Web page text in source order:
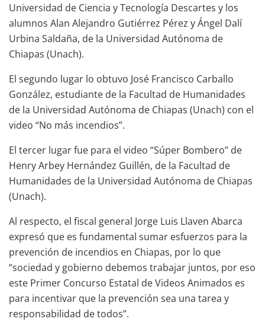
Universidad de Ciencia y Tecnología Descartes y los
alumnos Alan Alejandro Gutiérrez Pérez y Ángel Dalí
Urbina Saldaña, de la Universidad Autónoma de
Chiapas (Unach).
El segundo lugar lo obtuvo José Francisco Carballo
González, estudiante de la Facultad de Humanidades
de la Universidad Autónoma de Chiapas (Unach) con el
video “No más incendios”.
El tercer lugar fue para el video “Súper Bombero” de
Henry Arbey Hernández Guillén, de la Facultad de
Humanidades de la Universidad Autónoma de Chiapas
(Unach).
Al respecto, el fiscal general Jorge Luis Llaven Abarca
expresó que es fundamental sumar esfuerzos para la
prevención de incendios en Chiapas, por lo que
“sociedad y gobierno debemos trabajar juntos, por eso
este Primer Concurso Estatal de Videos Animados es
para incentivar que la prevención sea una tarea y
responsabilidad de todos”.